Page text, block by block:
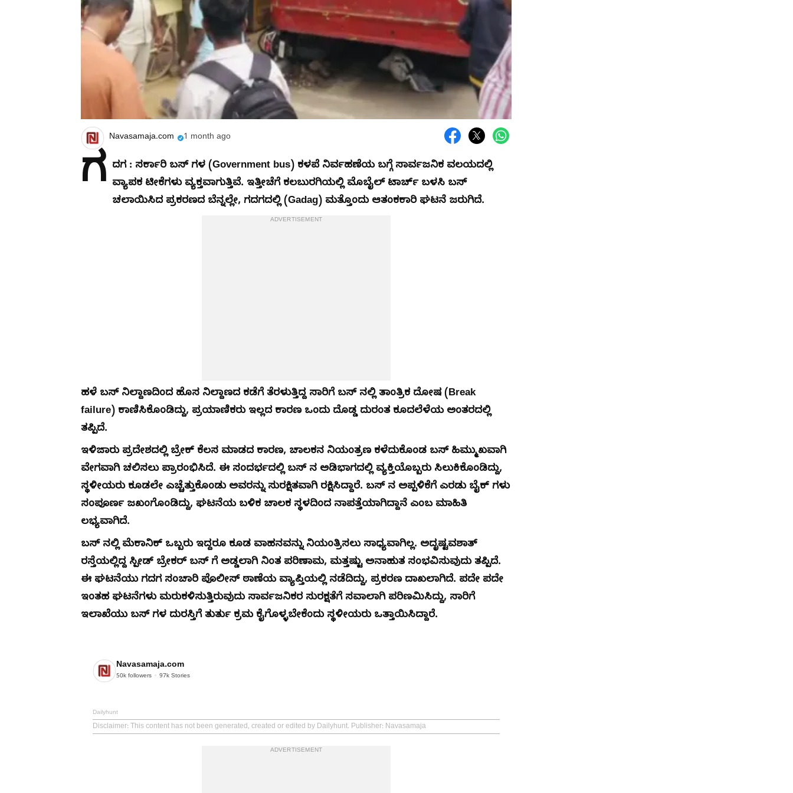
Navasamaja.com 1 month ago
ಗ ದಗ : ಸರ್ಕಾರಿ ಬಸ್ ಗಳ (Government bus) ಕಳಪೆ ನಿರ್ವಹಣೆಯ ಬಗ್ಗೆ ಸಾರ್ವಜನಿಕ ವಲಯದಲ್ಲಿ
ವ್ಯಾಪಕ ಟೀಕೆಗಳು ವ್ಯಕ್ತವಾಗುತ್ತಿವೆ. ಇತ್ತೀಚೆಗೆ ಕಲಬುರಗಿಯಲ್ಲಿ ಮೊಬೈಲ್ ಟಾರ್ಚ್ ಬಳಸಿ ಬಸ್
ಚಲಾಯಿಸಿದ ಪ್ರಕರಣದ ಬೆನ್ನಲ್ಲೇ, ಗದಗದಲ್ಲಿ (Gadag) ಮತ್ತೊಂದು ಆತಂಕಕಾರಿ ಘಟನೆ ಜರುಗಿದೆ.
ADVERTISEMENT
ಹಳೆ ಬಸ್ ನಿಲ್ದಾಣದಿಂದ ಹೊಸ ನಿಲ್ದಾಣದ ಕಡೆಗೆ ತೆರಳುತ್ತಿದ್ದ ಸಾರಿಗೆ ಬಸ್ ನಲ್ಲಿ ತಾಂತ್ರಿಕ ದೋಷ (Break
failure) ಕಾಣಿಸಿಕೊಂಡಿದ್ದು, ಪ್ರಯಾಣಿಕರು ಇಲ್ಲದ ಕಾರಣ ಒಂದು ದೊಡ್ಡ ದುರಂತ ಕೂದಲೆಳೆಯ ಅಂತರದಲ್ಲಿ
ತಪ್ಪಿದೆ.
ಇಳಿಜಾರು ಪ್ರದೇಶದಲ್ಲಿ ಬ್ರೇಕ್ ಕೆಲಸ ಮಾಡದ ಕಾರಣ, ಚಾಲಕನ ನಿಯಂತ್ರಣ ಕಳೆದುಕೊಂಡ ಬಸ್ ಹಿಮ್ಮುಖವಾಗಿ
ವೇಗವಾಗಿ ಚಲಿಸಲು ಪ್ರಾರಂಭಿಸಿದೆ. ಈ ಸಂದರ್ಭದಲ್ಲಿ ಬಸ್ ನ ಅಡಿಭಾಗದಲ್ಲಿ ವ್ಯಕ್ತಿಯೊಬ್ಬರು ಸಿಲುಕಿಕೊಂಡಿದ್ದು,
ಸ್ಥಳೀಯರು ಕೂಡಲೇ ಎಚ್ಚೆತ್ತುಕೊಂಡು ಅವರನ್ನು ಸುರಕ್ಷಿತವಾಗಿ ರಕ್ಷಿಸಿದ್ದಾರೆ. ಬಸ್ ನ ಅಪ್ಪಳಿಕೆಗೆ ಎರಡು ಬೈಕ್ ಗಳು
ಸಂಪೂರ್ಣ ಜಖಂಗೊಂಡಿದ್ದು, ಘಟನೆಯ ಬಳಿಕ ಚಾಲಕ ಸ್ಥಳದಿಂದ ನಾಪತ್ತೆಯಾಗಿದ್ದಾನೆ ಎಂಬ ಮಾಹಿತಿ
ಲಭ್ಯವಾಗಿದೆ.
ಬಸ್ ನಲ್ಲಿ ಮೆಕಾನಿಕ್ ಒಬ್ಬರು ಇದ್ದರೂ ಕೂಡ ವಾಹನವನ್ನು ನಿಯಂತ್ರಿಸಲು ಸಾಧ್ಯವಾಗಿಲ್ಲ. ಅದೃಷ್ಟವಶಾತ್
ರಸ್ತೆಯಲ್ಲಿದ್ದ ಸ್ಪೀಡ್ ಬ್ರೇಕರ್ ಬಸ್ ಗೆ ಅಡ್ಡಲಾಗಿ ನಿಂತ ಪರಿಣಾಮ, ಮತ್ತಷ್ಟು ಅನಾಹುತ ಸಂಭವಿಸುವುದು ತಪ್ಪಿದೆ.
ಈ ಘಟನೆಯು ಗದಗ ಸಂಚಾರಿ ಪೊಲೀಸ್ ಠಾಣೆಯ ವ್ಯಾಪ್ತಿಯಲ್ಲಿ ನಡೆದಿದ್ದು, ಪ್ರಕರಣ ದಾಖಲಾಗಿದೆ. ಪದೇ ಪದೇ
ಇಂತಹ ಘಟನೆಗಳು ಮರುಕಳಿಸುತ್ತಿರುವುದು ಸಾರ್ವಜನಿಕರ ಸುರಕ್ಷತೆಗೆ ಸವಾಲಾಗಿ ಪರಿಣಮಿಸಿದ್ದು, ಸಾರಿಗೆ
ಇಲಾಖೆಯು ಬಸ್ ಗಳ ದುರಸ್ತಿಗೆ ತುರ್ತು ಕ್ರಮ ಕೈಗೊಳ್ಳಬೇಕೆಂದು ಸ್ಥಳೀಯರು ಒತ್ತಾಯಿಸಿದ್ದಾರೆ.
Navasamaja.com
50k followers 97k Stories
Dailyhunt
Disclaimer: This content has not been generated, created or edited by Dailyhunt. Publisher: Navasamaja
ADVERTISEMENT